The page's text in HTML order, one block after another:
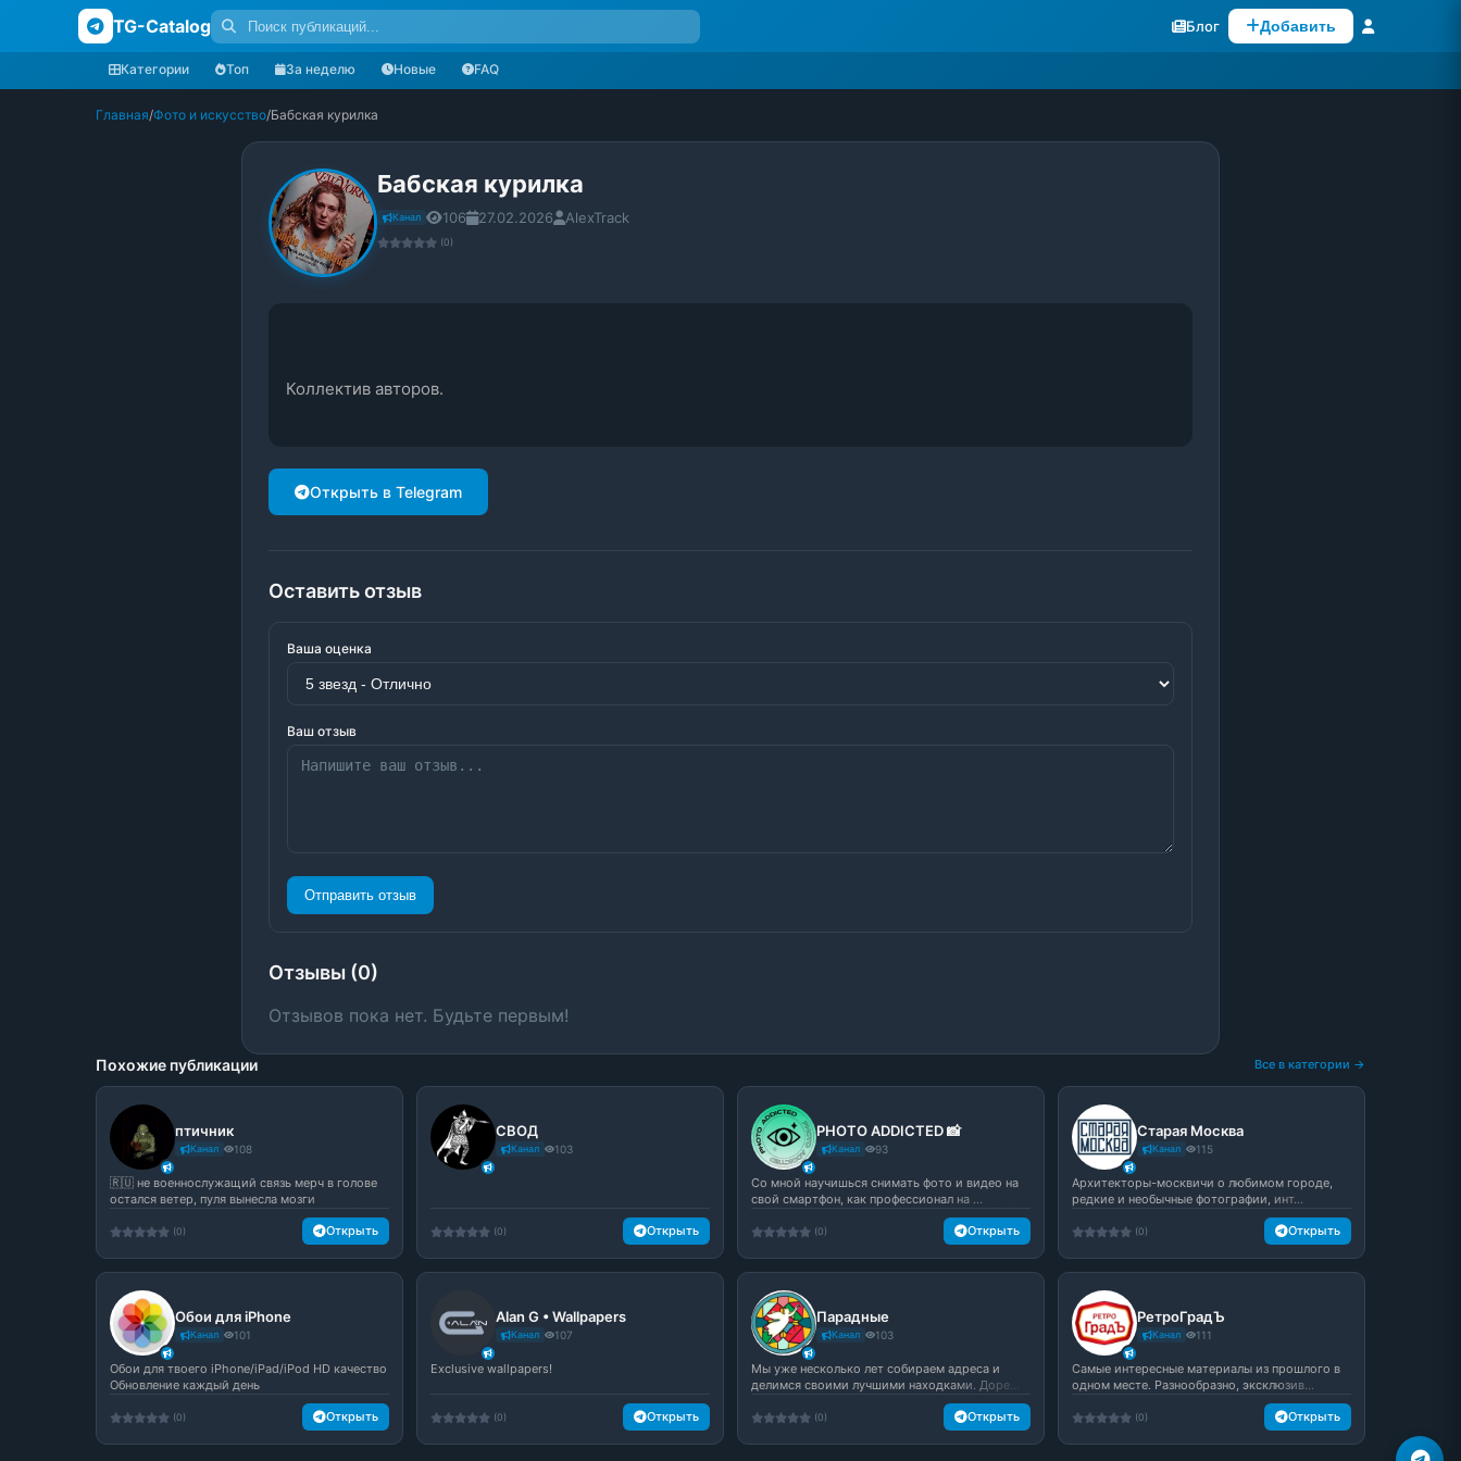
TG-Catalog Блог Добавить
Категории Топ За неделю Новые FAQ
Главная/Фото и искусство/Бабская курилка
Бабская курилка
Канал 106 27.02.2026 AlexTrack
(0)
Коллектив авторов.
Открыть в Telegram
Оставить отзыв
Ваша оценка
Ваш отзыв
Отправить отзыв
Отзывы (0)
Отзывов пока нет. Будьте первым!
Похожие публикации Все в категории →
птичник
Канал 108
🇷🇺 не военнослужащий связь мерч в голове
остался ветер, пуля вынесла мозги
(0) Открыть
СВОД
Канал 103
(0) Открыть
PHOTO ADDICTED 📸
Канал 93
Со мной научишься снимать фото и видео на
свой смартфон, как профессионал на ...
(0) Открыть
Старая Москва
Канал 115
​​​​Архитекторы-москвичи о любимом городе,
редкие и необычные фотографии, инт...
(0) Открыть
Обои для iPhone
Канал 101
Обои для твоего iPhone/iPad/iPod HD качество
Обновление каждый день
(0) Открыть
Alan G • Wallpapers
Канал 107
Exclusive wallpapers!
(0) Открыть
Парадные
Канал 103
Мы уже несколько лет собираем адреса и
делимся своими лучшими находками. Доре...
(0) Открыть
РетроГрадЪ
Канал 111
Самые интересные материалы из прошлого в
одном месте. Разнообразно, эксклюзив...
(0) Открыть